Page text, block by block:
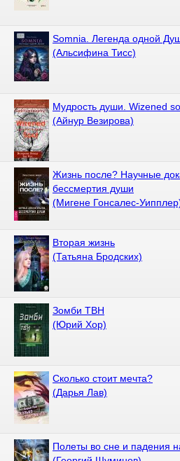
Somnia. Легенда одной
(Альсифина Тисс)
Мудрость души. Wizened
(Айнур Везирова)
Жизнь после? Научные
бессмертия души
(Мигене Гонсалес-
Вторая жизнь
(Татьяна Бродских)
Зомби ТВН
(Юрий Хор)
Сколько стоит мечта?
(Дарья Лав)
Полеты во сне и падения